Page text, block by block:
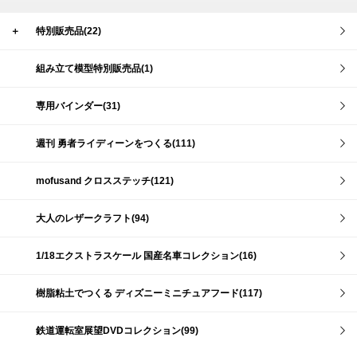
＋ 特別販売品(22)
組み立て模型特別販売品(1)
専用バインダー(31)
週刊 勇者ライディーンをつくる(111)
mofusand クロスステッチ(121)
大人のレザークラフト(94)
1/18エクストラスケール 国産名車コレクション(16)
樹脂粘土でつくる ディズニーミニチュアフード(117)
鉄道運転室展望DVDコレクション(99)